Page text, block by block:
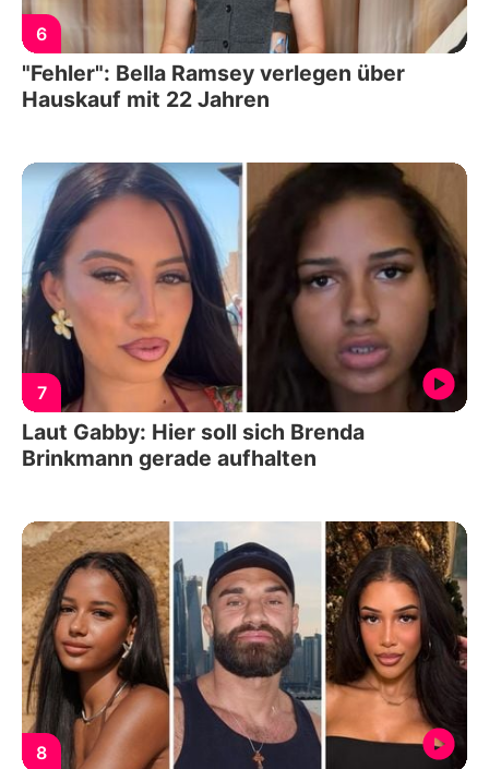
6
"Fehler": Bella Ramsey verlegen über
Hauskauf mit 22 Jahren
7
Laut Gabby: Hier soll sich Brenda
Brinkmann gerade aufhalten
8